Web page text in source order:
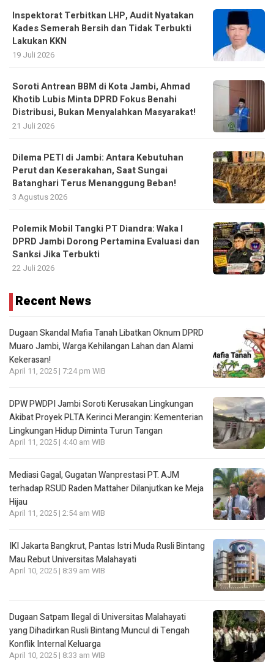
Inspektorat Terbitkan LHP, Audit Nyatakan
Kades Semerah Bersih dan Tidak Terbukti
Lakukan KKN
19 Juli 2026
Soroti Antrean BBM di Kota Jambi, Ahmad
Khotib Lubis Minta DPRD Fokus Benahi
Distribusi, Bukan Menyalahkan Masyarakat!
21 Juli 2026
Dilema PETI di Jambi: Antara Kebutuhan
Perut dan Keserakahan, Saat Sungai
Batanghari Terus Menanggung Beban!
3 Agustus 2026
Polemik Mobil Tangki PT Diandra: Waka I
DPRD Jambi Dorong Pertamina Evaluasi dan
Sanksi Jika Terbukti
22 Juli 2026
Recent News
Dugaan Skandal Mafia Tanah Libatkan Oknum DPRD
Muaro Jambi, Warga Kehilangan Lahan dan Alami
Kekerasan!
April 11, 2025 | 7:24 pm WIB
DPW PWDPI Jambi Soroti Kerusakan Lingkungan
Akibat Proyek PLTA Kerinci Merangin: Kementerian
Lingkungan Hidup Diminta Turun Tangan
April 11, 2025 | 4:40 am WIB
Mediasi Gagal, Gugatan Wanprestasi PT. AJM
terhadap RSUD Raden Mattaher Dilanjutkan ke Meja
Hijau
April 11, 2025 | 2:54 am WIB
IKI Jakarta Bangkrut, Pantas Istri Muda Rusli Bintang
Mau Rebut Universitas Malahayati
April 10, 2025 | 8:39 am WIB
Dugaan Satpam Ilegal di Universitas Malahayati
yang Dihadirkan Rusli Bintang Muncul di Tengah
Konflik Internal Keluarga
April 10, 2025 | 8:33 am WIB